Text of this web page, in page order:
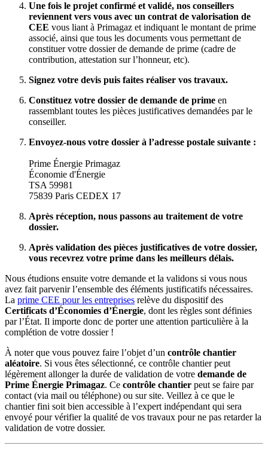
Une fois le projet confirmé et validé, nos conseillers
reviennent vers vous avec un contrat de valorisation de
CEE vous liant à Primagaz et indiquant le montant de prime
associé, ainsi que tous les documents vous permettant de
constituer votre dossier de demande de prime (cadre de
contribution, attestation sur l’honneur, etc).
Signez votre devis puis faites réaliser vos travaux.
Constituez votre dossier de demande de prime en
rassemblant toutes les pièces justificatives demandées par le
conseiller.
Envoyez-nous votre dossier à l’adresse postale suivante :
Prime Énergie Primagaz
Économie d'Énergie
TSA 59981
75839 Paris CEDEX 17
Après réception, nous passons au traitement de votre
dossier.
Après validation des pièces justificatives de votre dossier,
vous recevrez votre prime dans les meilleurs délais.
Nous étudions ensuite votre demande et la validons si vous nous
avez fait parvenir l’ensemble des éléments justificatifs nécessaires.
La prime CEE pour les entreprises relève du dispositif des
Certificats d’Économies d’Énergie, dont les règles sont définies
par l’État. Il importe donc de porter une attention particulière à la
complétion de votre dossier !
À noter que vous pouvez faire l’objet d’un contrôle chantier
aléatoire. Si vous êtes sélectionné, ce contrôle chantier peut
légèrement allonger la durée de validation de votre demande de
Prime Énergie Primagaz. Ce contrôle chantier peut se faire par
contact (via mail ou téléphone) ou sur site. Veillez à ce que le
chantier fini soit bien accessible à l’expert indépendant qui sera
envoyé pour vérifier la qualité de vos travaux pour ne pas retarder la
validation de votre dossier.